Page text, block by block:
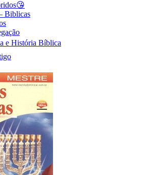
Biblicas
e História Bíblica